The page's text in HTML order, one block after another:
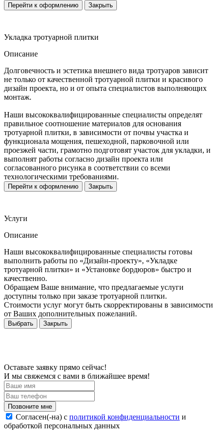
Перейти к оформлению Закрыть
Укладка тротуарной плитки
Описание
Долговечность и эстетика внешнего вида тротуаров зависит
не только от качественной тротуарной плитки и красивого
дизайн проекта, но и от опыта специалистов выполняющих
монтаж.
Наши высококвалифицированные специалисты определят
правильное соотношение материалов для основания
тротуарной плитки, в зависимости от почвы участка и
функционала мощения, пешеходной, парковочной или
проезжей части, грамотно подготовят участок для укладки, и
выполнят работы согласно дизайн проекта или
согласованного рисунка в соответствии со всеми
технологическими требованиями.
Перейти к оформлению Закрыть
Услуги
Описание
Наши высококвалифицированные специалисты готовы
выполнить работы по «Дизайн-проекту», «Укладке
тротуарной плитки» и «Установке бордюров» быстро и
качественно.
Обращаем Ваше внимание, что предлагаемые услуги
доступны только при заказе тротуарной плитки.
Стоимости услуг могут быть скорректированы в зависимости
от Ваших дополнительных пожеланий.
Выбрать Закрыть
Оставьте заявку прямо сейчас!
И мы свяжемся с вами в ближайшее время!
Согласен(-на) c политикой конфиденциальности и
обработкой персональных данных